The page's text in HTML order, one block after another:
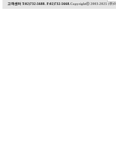
고객센터 T:02)732-5688. F:02)732-5668.Copyrightⓒ 2003-2025 (주)